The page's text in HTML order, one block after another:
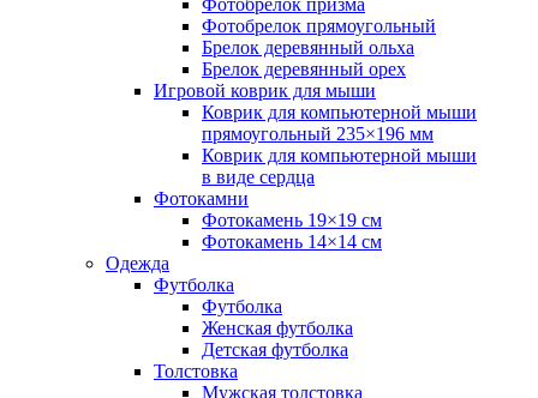
Фотобрелок прямоугольный
Брелок деревянный ольха
Брелок деревянный орех
Игровой коврик для мыши
Коврик для компьютерной мыши
прямоугольный 235×196 мм
Коврик для компьютерной мыши
в виде сердца
Фотокамни
Фотокамень 19×19 см
Фотокамень 14×14 см
Одежда
Футболка
Футболка
Женская футболка
Детская футболка
Толстовка
Мужская толстовка